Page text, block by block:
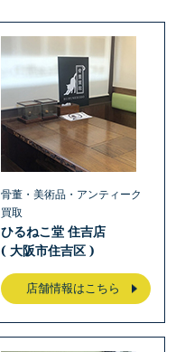
骨董・美術品・アンティーク
買取
ひるねこ堂 住吉店
( 大阪市住吉区 )
店舗情報はこちら